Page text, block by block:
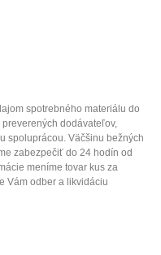
spotrebného materiálu do
dodávateľov,
spoluprácou. Väčšinu bežných
zabezpečiť do 24 hodín od
meníme tovar kus za
Vám odber a likvidáciu